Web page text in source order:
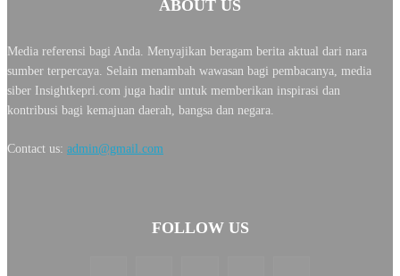
ABOUT US
Media referensi bagi Anda. Menyajikan beragam berita aktual dari nara
sumber terpercaya. Selain menambah wawasan bagi pembacanya, media
siber Insightkepri.com juga hadir untuk memberikan inspirasi dan
kontribusi bagi kemajuan daerah, bangsa dan negara.
Contact us: admin@gmail.com
FOLLOW US